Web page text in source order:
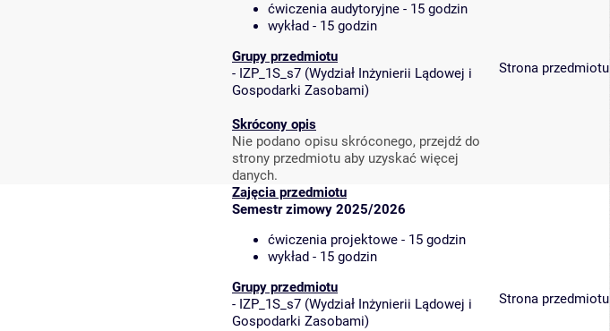
ćwiczenia audytoryjne - 15 godzin
wykład - 15 godzin
Grupy przedmiotu
- IZP_1S_s7 (Wydział Inżynierii Lądowej i
Gospodarki Zasobami)
Skrócony opis
Nie podano opisu skróconego, przejdź do
strony przedmiotu aby uzyskać więcej
danych.
Strona przedmiotu
Zajęcia przedmiotu
Semestr zimowy 2025/2026
ćwiczenia projektowe - 15 godzin
wykład - 15 godzin
Grupy przedmiotu
- IZP_1S_s7 (Wydział Inżynierii Lądowej i
Gospodarki Zasobami)
Strona przedmiotu